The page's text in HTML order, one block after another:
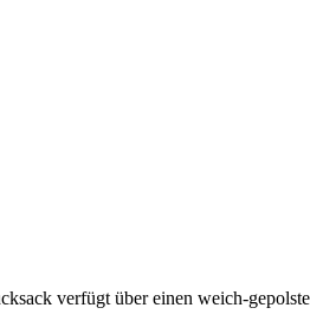
verfügt über einen weich-